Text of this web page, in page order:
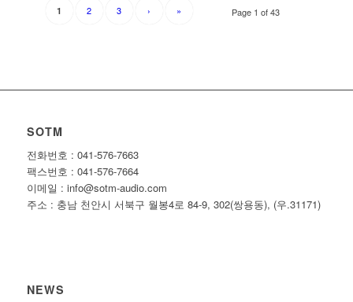
Page 1 of 43
1 2 3 › »
SOTM
전화번호 : 041-576-7663
팩스번호 : 041-576-7664
이메일 : info@sotm-audio.com
주소 : 충남 천안시 서북구 월봉4로 84-9, 302(쌍용동), (우.31171)
NEWS